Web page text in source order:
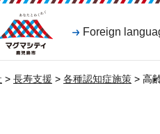
マグマシティ
鹿児島市
Foreign
> 長寿支援 > 各種認知症施策 > 高